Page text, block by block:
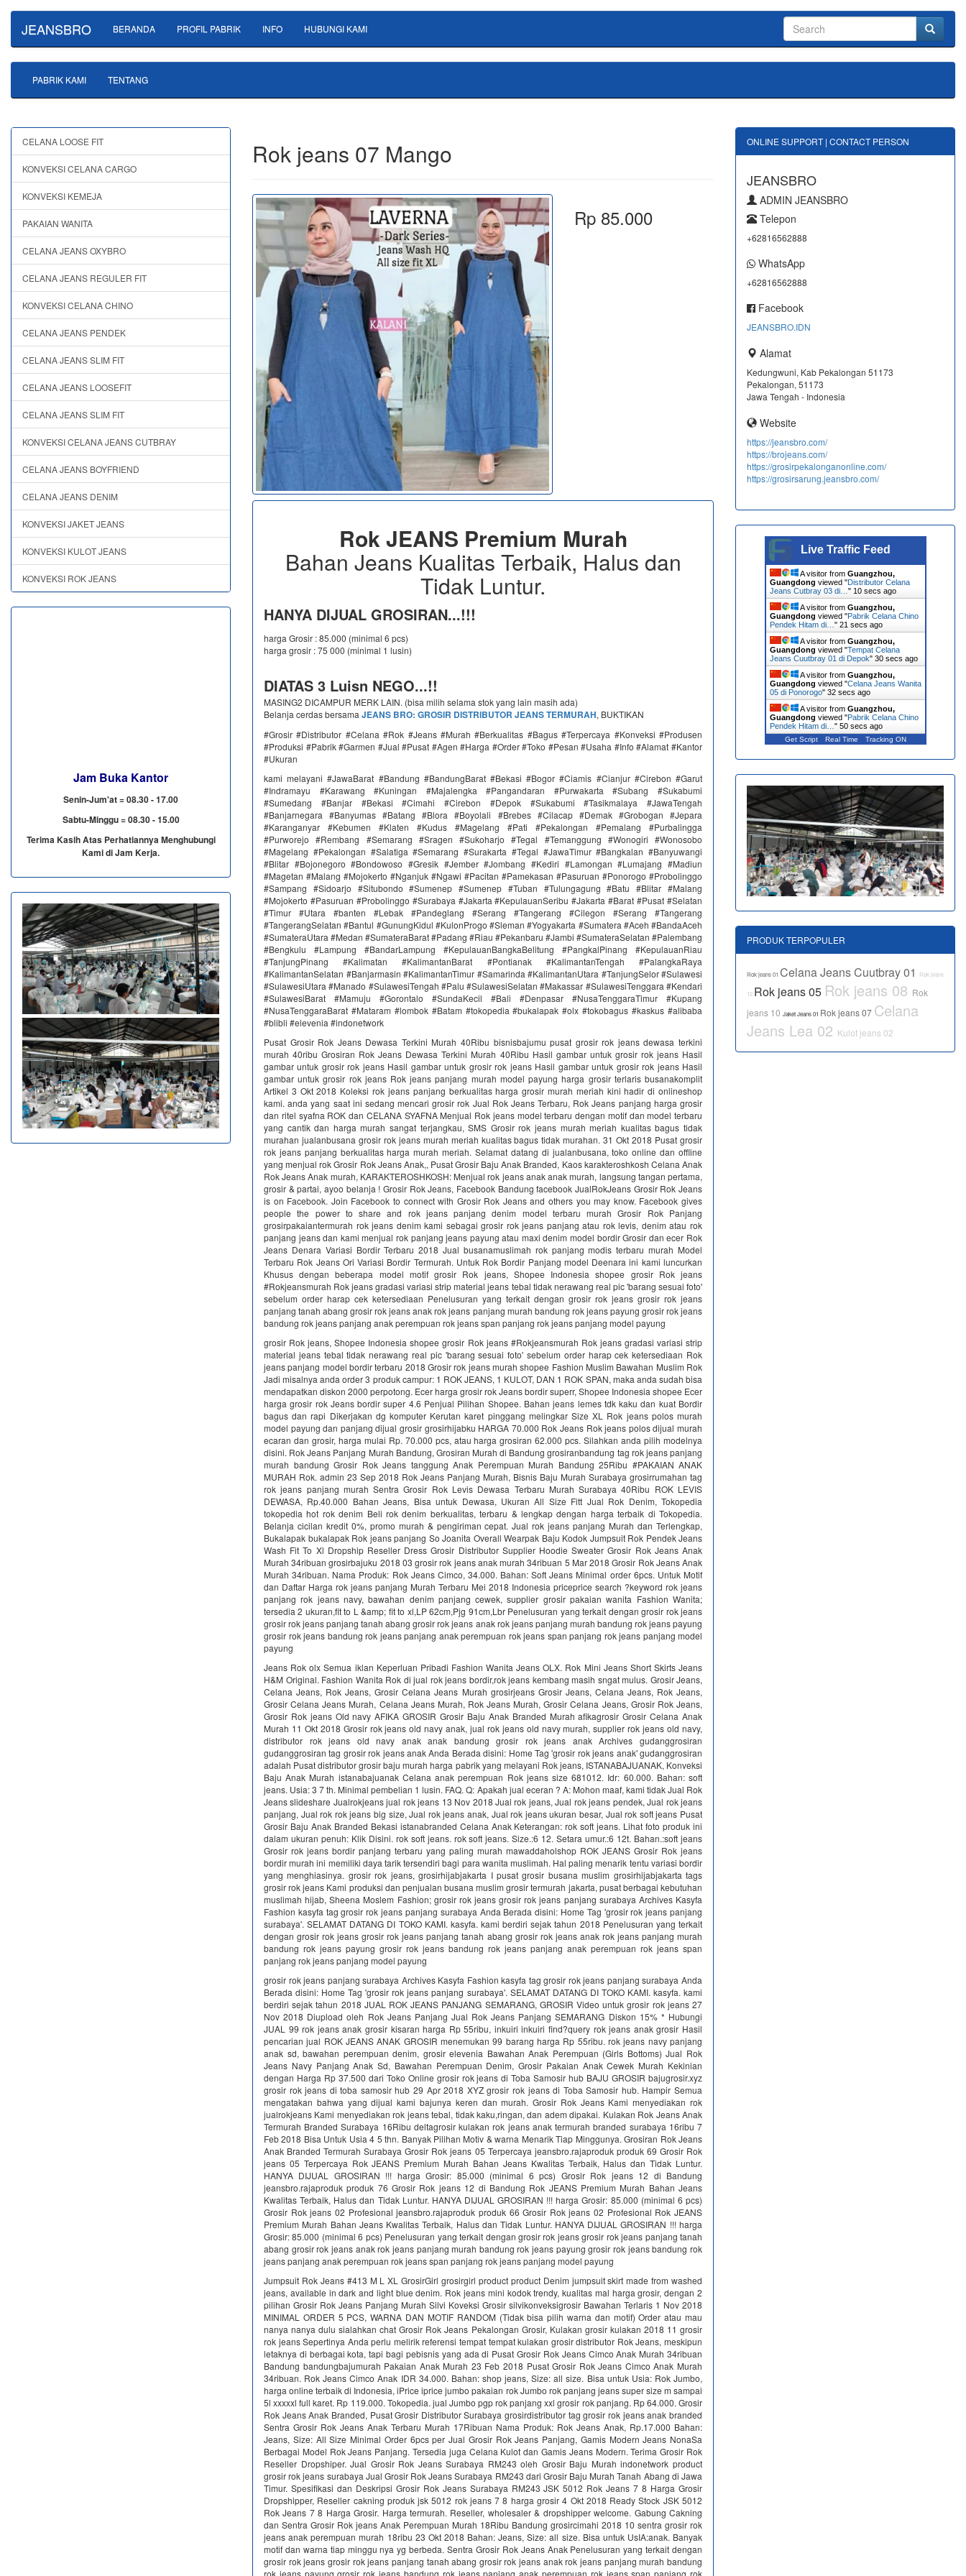
JEANSBRO BERANDA PROFIL PABRIK INFO HUBUNGI KAMI
PABRIK KAMI TENTANG
Rok jeans 07 Mango
Rp 85.000
Rok JEANS Premium Murah
Bahan Jeans Kualitas Terbaik, Halus dan
Tidak Luntur.
HANYA DIJUAL GROSIRAN...!!!
harga Grosir : 85.000 (minimal 6 pcs)
harga grosir : 75 000 (minimal 1 lusin)
DIATAS 3 Luisn NEGO...!!
MASING2 DICAMPUR MERK LAIN. (bisa milih selama stok yang lain masih ada)
Belanja cerdas bersama JEANS BRO: GROSIR DISTRIBUTOR JEANS TERMURAH, BUKTIKAN
#Grosir #Distributor #Celana #Rok #Jeans #Murah #Berkualitas #Bagus #Terpercaya #Konveksi #Produsen
#Produksi #Pabrik #Garmen #Jual #Pusat #Agen #Harga #Order #Toko #Pesan #Usaha #Info #Alamat #Kantor
#Ukuran
kami melayani #JawaBarat #Bandung #BandungBarat #Bekasi #Bogor #Ciamis #Cianjur #Cirebon #Garut
#Indramayu #Karawang #Kuningan #Majalengka #Pangandaran #Purwakarta #Subang #Sukabumi
#Sumedang #Banjar #Bekasi #Cimahi #Cirebon #Depok #Sukabumi #Tasikmalaya #JawaTengah
#Banjarnegara #Banyumas #Batang #Blora #Boyolali #Brebes #Cilacap #Demak #Grobogan #Jepara
#Karanganyar #Kebumen #Klaten #Kudus #Magelang #Pati #Pekalongan #Pemalang #Purbalingga
#Purworejo #Rembang #Semarang #Sragen #Sukoharjo #Tegal #Temanggung #Wonogiri #Wonosobo
#Magelang #Pekalongan #Salatiga #Semarang #Surakarta #Tegal #JawaTimur #Bangkalan #Banyuwangi
#Blitar #Bojonegoro #Bondowoso #Gresik #Jember #Jombang #Kediri #Lamongan #Lumajang #Madiun
#Magetan #Malang #Mojokerto #Nganjuk #Ngawi #Pacitan #Pamekasan #Pasuruan #Ponorogo #Probolinggo
#Sampang #Sidoarjo #Situbondo #Sumenep #Sumenep #Tuban #Tulungagung #Batu #Blitar #Malang
#Mojokerto #Pasuruan #Probolinggo #Surabaya #Jakarta #KepulauanSeribu #Jakarta #Barat #Pusat #Selatan
#Timur #Utara #banten #Lebak #Pandeglang #Serang #Tangerang #Cilegon #Serang #Tangerang
#TangerangSelatan #Bantul #GunungKidul #KulonProgo #Sleman #Yogyakarta #Sumatera #Aceh #BandaAceh
#SumateraUtara #Medan #SumateraBarat #Padang #Riau #Pekanbaru #Jambi #SumateraSelatan #Palembang
#Bengkulu #Lampung #BandarLampung #KepulauanBangkaBelitung #PangkalPinang #KepulauanRiau
#TanjungPinang #Kalimatan #KalimantanBarat #Pontianak #KalimantanTengah #PalangkaRaya
#KalimantanSelatan #Banjarmasin #KalimantanTimur #Samarinda #KalimantanUtara #TanjungSelor #Sulawesi
#SulawesiUtara #Manado #SulawesiTengah #Palu #SulawesiSelatan #Makassar #SulawesiTenggara #Kendari
#SulawesiBarat #Mamuju #Gorontalo #SundaKecil #Bali #Denpasar #NusaTenggaraTimur #Kupang
#NusaTenggaraBarat #Mataram #lombok #Batam #tokopedia #bukalapak #olx #tokobagus #kaskus #alibaba
#blibli #elevenia #indonetwork
Pusat Grosir Rok Jeans Dewasa Terkini Murah 40Ribu bisnisbajumu pusat grosir rok jeans dewasa terkini
murah 40ribu Grosiran Rok Jeans Dewasa Terkini Murah 40Ribu Hasil gambar untuk grosir rok jeans Hasil
gambar untuk grosir rok jeans Hasil gambar untuk grosir rok jeans Hasil gambar untuk grosir rok jeans Hasil
gambar untuk grosir rok jeans Rok jeans panjang murah model payung harga grosir terlaris busanakomplit
Artikel 3 Okt 2018 Koleksi rok jeans panjang berkualitas harga grosir murah meriah kini hadir di onlineshop
kami. anda yang saat ini sedang mencari grosir rok Jual Rok Jeans Terbaru, Rok Jeans panjang harga grosir
dan ritel syafna ROK dan CELANA SYAFNA Menjual Rok jeans model terbaru dengan motif dan model terbaru
yang cantik dan harga murah sangat terjangkau, SMS Grosir rok jeans murah meriah kualitas bagus tidak
murahan jualanbusana grosir rok jeans murah meriah kualitas bagus tidak murahan. 31 Okt 2018 Pusat grosir
rok jeans panjang berkualitas harga murah meriah. Selamat datang di jualanbusana, toko online dan offline
yang menjual rok Grosir Rok Jeans Anak,, Pusat Grosir Baju Anak Branded, Kaos karakteroshkosh Celana Anak
Rok Jeans Anak murah, KARAKTEROSHKOSH: Menjual rok jeans anak anak murah, langsung tangan pertama,
grosir & partai, ayoo belanja ! Grosir Rok Jeans, Facebook Bandung facebook JualRokJeans Grosir Rok Jeans
is on Facebook. Join Facebook to connect with Grosir Rok Jeans and others you may know. Facebook gives
people the power to share and rok jeans panjang denim model terbaru murah Grosir Rok Panjang
grosirpakaiantermurah rok jeans denim kami sebagai grosir rok jeans panjang atau rok levis, denim atau rok
panjang jeans dan kami menjual rok panjang jeans payung atau maxi denim model bordir Grosir dan ecer Rok
Jeans Denara Variasi Bordir Terbaru 2018 Jual busanamuslimah rok panjang modis terbaru murah Model
Terbaru Rok Jeans Ori Variasi Bordir Termurah. Untuk Rok Bordir Panjang model Deenara ini kami luncurkan
Khusus dengan beberapa model motif grosir Rok jeans, Shopee Indonesia shopee grosir Rok jeans
#Rokjeansmurah Rok jeans gradasi variasi strip material jeans tebal tidak nerawang real pic 'barang sesuai foto'
sebelum order harap cek ketersediaan Penelusuran yang terkait dengan grosir rok jeans grosir rok jeans
panjang tanah abang grosir rok jeans anak rok jeans panjang murah bandung rok jeans payung grosir rok jeans
bandung rok jeans panjang anak perempuan rok jeans span panjang rok jeans panjang model payung
grosir Rok jeans, Shopee Indonesia shopee grosir Rok jeans #Rokjeansmurah Rok jeans gradasi variasi strip
material jeans tebal tidak nerawang real pic 'barang sesuai foto' sebelum order harap cek ketersediaan Rok
jeans panjang model bordir terbaru 2018 Grosir rok jeans murah shopee Fashion Muslim Bawahan Muslim Rok
Jadi misalnya anda order 3 produk campur: 1 ROK JEANS, 1 KULOT, DAN 1 ROK SPAN, maka anda sudah bisa
mendapatkan diskon 2000 perpotong. Ecer harga grosir rok Jeans bordir superr, Shopee Indonesia shopee Ecer
harga grosir rok Jeans bordir super 4.6 Penjual Pilihan Shopee. Bahan jeans lemes tdk kaku dan kuat Bordir
bagus dan rapi Dikerjakan dg komputer Kerutan karet pinggang melingkar Size XL Rok jeans polos murah
model payung dan panjang dijual grosir grosirhijabku HARGA 70.000 Rok Jeans Rok jeans polos dijual murah
ecaran dan grosir, harga mulai Rp. 70.000 pcs, atau harga grosiran 62.000 pcs. Silahkan anda pilih modelnya
disini. Rok Jeans Panjang Murah Bandung, Grosiran Murah di Bandung grosiranbandung tag rok jeans panjang
murah bandung Grosir Rok Jeans tanggung Anak Perempuan Murah Bandung 25Ribu #PAKAIAN ANAK
MURAH Rok. admin 23 Sep 2018 Rok Jeans Panjang Murah, Bisnis Baju Murah Surabaya grosirrumahan tag
rok jeans panjang murah Sentra Grosir Rok Levis Dewasa Terbaru Murah Surabaya 40Ribu ROK LEVIS
DEWASA, Rp.40.000 Bahan Jeans, Bisa untuk Dewasa, Ukuran All Size Fitt Jual Rok Denim, Tokopedia
tokopedia hot rok denim Beli rok denim berkualitas, terbaru & lengkap dengan harga terbaik di Tokopedia.
Belanja cicilan kredit 0%, promo murah & pengiriman cepat. Jual rok jeans panjang Murah dan Terlengkap,
Bukalapak bukalapak Rok jeans panjang So Joanita Overall Wearpak Baju Kodok Jumpsuit Rok Pendek Jeans
Wash Fit To Xl Dropship Reseller Dress Grosir Distributor Supplier Hoodie Sweater Grosir Rok Jeans Anak
Murah 34ribuan grosirbajuku 2018 03 grosir rok jeans anak murah 34ribuan 5 Mar 2018 Grosir Rok Jeans Anak
Murah 34ribuan. Nama Produk: Rok Jeans Cimco, 34.000. Bahan: Soft Jeans Minimal order 6pcs. Untuk Motif
dan Daftar Harga rok jeans panjang Murah Terbaru Mei 2018 Indonesia priceprice search ?keyword rok jeans
panjang rok jeans navy, bawahan denim panjang cewek, supplier grosir pakaian wanita Fashion Wanita;
tersedia 2 ukuran,fit to L &amp; fit to xl,LP 62cm,Pjg 91cm,Lbr Penelusuran yang terkait dengan grosir rok jeans
grosir rok jeans panjang tanah abang grosir rok jeans anak rok jeans panjang murah bandung rok jeans payung
grosir rok jeans bandung rok jeans panjang anak perempuan rok jeans span panjang rok jeans panjang model
payung
Jeans Rok olx Semua iklan Keperluan Pribadi Fashion Wanita Jeans OLX. Rok Mini Jeans Short Skirts Jeans
H&M Original. Fashion Wanita Rok di jual rok jeans bordir,rok jeans kembang masih sngat mulus. Grosir Jeans,
Celana Jeans, Rok Jeans, Grosir Celana Jeans Murah grosirjeans Grosir Jeans, Celana Jeans, Rok Jeans,
Grosir Celana Jeans Murah, Celana Jeans Murah, Rok Jeans Murah, Grosir Celana Jeans, Grosir Rok Jeans,
Grosir Rok jeans Old navy AFIKA GROSIR Grosir Baju Anak Branded Murah afikagrosir Grosir Celana Anak
Murah 11 Okt 2018 Grosir rok jeans old navy anak, jual rok jeans old navy murah, supplier rok jeans old navy,
distributor rok jeans old navy anak anak bandung grosir rok jeans anak Archives gudanggrosiran
gudanggrosiran tag grosir rok jeans anak Anda Berada disini: Home Tag 'grosir rok jeans anak' gudanggrosiran
adalah Pusat distributor grosir baju murah harga pabrik yang melayani Rok jeans, ISTANABAJUANAK, Konveksi
Baju Anak Murah istanabajuanak Celana anak perempuan Rok jeans size 681012. Idr: 60.000. Bahan: soft
jeans. Usia: 3 7 th. Minimal pembelian 1 lusin. FAQ. Q: Apakah jual eceran ? A: Mohon maaf, kami tidak Jual Rok
Jeans slideshare Jualrokjeans jual rok jeans 13 Nov 2018 Jual rok jeans, Jual rok jeans pendek, Jual rok jeans
panjang, Jual rok rok jeans big size, Jual rok jeans anak, Jual rok jeans ukuran besar, Jual rok soft jeans Pusat
Grosir Baju Anak Branded Bekasi istanabranded Celana Anak Keterangan: rok soft jeans. Lihat foto produk ini
dalam ukuran penuh: Klik Disini. rok soft jeans. rok soft jeans. Size.:6 12. Setara umur.:6 12t. Bahan.:soft jeans
Grosir rok jeans bordir panjang terbaru yang paling murah mawaddaholshop ROK JEANS Grosir Rok jeans
bordir murah ini memiliki daya tarik tersendiri bagi para wanita muslimah. Hal paling menarik tentu variasi bordir
yang menghiasinya. grosir rok jeans, grosirhijabjakarta I pusat grosir busana muslim grosirhijabjakarta tags
grosir rok jeans Kami produksi dan penjualan busana muslim grosir termurah jakarta, pusat berbagai kebutuhan
muslimah hijab, Sheena Moslem Fashion; grosir rok jeans grosir rok jeans panjang surabaya Archives Kasyfa
Fashion kasyfa tag grosir rok jeans panjang surabaya Anda Berada disini: Home Tag 'grosir rok jeans panjang
surabaya'. SELAMAT DATANG DI TOKO KAMI. kasyfa. kami berdiri sejak tahun 2018 Penelusuran yang terkait
dengan grosir rok jeans grosir rok jeans panjang tanah abang grosir rok jeans anak rok jeans panjang murah
bandung rok jeans payung grosir rok jeans bandung rok jeans panjang anak perempuan rok jeans span
panjang rok jeans panjang model payung
grosir rok jeans panjang surabaya Archives Kasyfa Fashion kasyfa tag grosir rok jeans panjang surabaya Anda
Berada disini: Home Tag 'grosir rok jeans panjang surabaya'. SELAMAT DATANG DI TOKO KAMI. kasyfa. kami
berdiri sejak tahun 2018 JUAL ROK JEANS PANJANG SEMARANG, GROSIR Video untuk grosir rok jeans 27
Nov 2018 Diupload oleh Rok Jeans Panjang Jual Rok Jeans Panjang SEMARANG Diskon 15% * Hubungi
JUAL 99 rok jeans anak grosir kisaran harga Rp 55ribu, inkuiri inkuiri find?query rok jeans anak grosir Hasil
pencarian jual ROK JEANS ANAK GROSIR menemukan 99 barang harga Rp 55ribu. rok jeans navy panjang
anak sd, bawahan perempuan denim, grosir elevenia Bawahan Anak Perempuan (Girls Bottoms) Jual Rok
Jeans Navy Panjang Anak Sd, Bawahan Perempuan Denim, Grosir Pakaian Anak Cewek Murah Kekinian
dengan Harga Rp 37.500 dari Toko Online grosir rok jeans di Toba Samosir hub BAJU GROSIR bajugrosir.xyz
grosir rok jeans di toba samosir hub 29 Apr 2018 XYZ grosir rok jeans di Toba Samosir hub. Hampir Semua
mengatakan bahwa yang dijual kami bajunya keren dan murah. Grosir Rok Jeans Kami menyediakan rok
jualrokjeans Kami menyediakan rok jeans tebal, tidak kaku,ringan, dan adem dipakai. Kulakan Rok Jeans Anak
Termurah Branded Surabaya 16Ribu deltagrosir kulakan rok jeans anak termurah branded surabaya 16ribu 7
Feb 2018 Bisa Untuk Usia 4 5 thn. Banyak Pilihan Motiv & warna Menarik Tiap Minggunya. Grosiran Rok Jeans
Anak Branded Termurah Surabaya Grosir Rok jeans 05 Terpercaya jeansbro.rajaproduk produk 69 Grosir Rok
jeans 05 Terpercaya Rok JEANS Premium Murah Bahan Jeans Kwalitas Terbaik, Halus dan Tidak Luntur.
HANYA DIJUAL GROSIRAN !!! harga Grosir: 85.000 (minimal 6 pcs) Grosir Rok jeans 12 di Bandung
jeansbro.rajaproduk produk 76 Grosir Rok jeans 12 di Bandung Rok JEANS Premium Murah Bahan Jeans
Kwalitas Terbaik, Halus dan Tidak Luntur. HANYA DIJUAL GROSIRAN !!! harga Grosir: 85.000 (minimal 6 pcs)
Grosir Rok jeans 02 Profesional jeansbro.rajaproduk produk 66 Grosir Rok jeans 02 Profesional Rok JEANS
Premium Murah Bahan Jeans Kwalitas Terbaik, Halus dan Tidak Luntur. HANYA DIJUAL GROSIRAN !!! harga
Grosir: 85.000 (minimal 6 pcs) Penelusuran yang terkait dengan grosir rok jeans grosir rok jeans panjang tanah
abang grosir rok jeans anak rok jeans panjang murah bandung rok jeans payung grosir rok jeans bandung rok
jeans panjang anak perempuan rok jeans span panjang rok jeans panjang model payung
Jumpsuit Rok Jeans #413 M L XL GrosirGirl grosirgirl product product Denim jumpsuit skirt made from washed
jeans, available in dark and light blue denim. Rok jeans mini kodok trendy, kualitas mal harga grosir, dengan 2
pilihan Grosir Rok Jeans Panjang Murah Silvi Koveksi Grosir silvikonveksigrosir Bawahan Terlaris 1 Nov 2018
MINIMAL ORDER 5 PCS, WARNA DAN MOTIF RANDOM (Tidak bisa pilih warna dan motif) Order atau mau
nanya nanya dulu sialahkan chat Grosir Rok Jeans Pekalongan Grosir, Kulakan grosir kulakan 2018 11 grosir
rok jeans Sepertinya Anda perlu melirik referensi tempat tempat kulakan grosir distributor Rok Jeans, meskipun
letaknya di berbagai kota, tapi bagi pebisnis yang ada di Pusat Grosir Rok Jeans Cimco Anak Murah 34ribuan
Bandung bandungbajumurah Pakaian Anak Murah 23 Feb 2018 Pusat Grosir Rok Jeans Cimco Anak Murah
34ribuan. Rok Jeans Cimco Anak IDR 34.000. Bahan: shop jeans, Size: all size. Bisa untuk Usia: Rok Jumbo,
harga online terbaik di Indonesia, iPrice iprice jumbo pakaian rok Jumbo rok panjang jeans super size m sampai
5l xxxxxl full karet. Rp 119.000. Tokopedia. jual Jumbo pgp rok panjang xxl grosir rok panjang. Rp 64.000. Grosir
Rok Jeans Anak Branded, Pusat Grosir Distributor Surabaya grosirdistributor tag grosir rok jeans anak branded
Sentra Grosir Rok Jeans Anak Terbaru Murah 17Ribuan Nama Produk: Rok Jeans Anak, Rp.17.000 Bahan:
Jeans, Size: All Size Minimal Order 6pcs per Jual Grosir Rok Jeans Panjang, Gamis Modern Jeans NonaSa
Berbagai Model Rok Jeans Panjang. Tersedia juga Celana Kulot dan Gamis Jeans Modern. Terima Grosir Rok
Reseller Dropshiper. Jual Grosir Rok Jeans Surabaya RM243 oleh Grosir Baju Murah indonetwork product
grosir rok jeans surabaya Jual Grosir Rok Jeans Surabaya RM243 dari Grosir Baju Murah Tanah Abang di Jawa
Timur. Spesifikasi dan Deskripsi Grosir Rok Jeans Surabaya RM243 JSK 5012 Rok Jeans 7 8 Harga Grosir
Dropshipper, Reseller cakning produk jsk 5012 rok jeans 7 8 harga grosir 4 Okt 2018 Ready Stock JSK 5012
Rok Jeans 7 8 Harga Grosir. Harga termurah. Reseller, wholesaler & dropshipper welcome. Gabung Cakning
dan Sentra Grosir Rok jeans Anak Perempuan Murah 18Ribu Bandung grosircimahi 2018 10 sentra grosir rok
jeans anak perempuan murah 18ribu 23 Okt 2018 Bahan: Jeans, Size: all size. Bisa untuk UsIA:anak. Banyak
motif dan warna tiap minggu nya yg berbeda. Sentra Grosir Rok Jeans Anak Penelusuran yang terkait dengan
grosir rok jeans grosir rok jeans panjang tanah abang grosir rok jeans anak rok jeans panjang murah bandung
rok jeans payung grosir rok jeans bandung rok jeans panjang anak perempuan rok jeans span panjang rok
CELANA LOOSE FIT
KONVEKSI CELANA CARGO
KONVEKSI KEMEJA
PAKAIAN WANITA
CELANA JEANS OXYBRO
CELANA JEANS REGULER FIT
KONVEKSI CELANA CHINO
CELANA JEANS PENDEK
CELANA JEANS SLIM FIT
CELANA JEANS LOOSEFIT
CELANA JEANS SLIM FIT
KONVEKSI CELANA JEANS CUTBRAY
CELANA JEANS BOYFRIEND
CELANA JEANS DENIM
KONVEKSI JAKET JEANS
KONVEKSI KULOT JEANS
KONVEKSI ROK JEANS
Jam Buka Kantor
Senin-Jum'at = 08.30 - 17.00
Sabtu-Minggu = 08.30 - 15.00
Terima Kasih Atas Perhatiannya Menghubungi
Kami di Jam Kerja.
ONLINE SUPPORT | CONTACT PERSON
JEANSBRO
ADMIN JEANSBRO
Telepon
+62816562888
WhatsApp
+62816562888
Facebook
JEANSBRO.IDN
Alamat
Kedungwuni, Kab Pekalongan 51173
Pekalongan, 51173
Jawa Tengah - Indonesia
Website
https://jeansbro.com/
https://brojeans.com/
https://grosirpekalonganonline.com/
https://grosirsarung.jeansbro.com/
Live Traffic Feed
A visitor from Guangzhou,
Guangdong viewed "Distributor Celana
Jeans Cutbray 03 di… " 11 secs ago
A visitor from Guangzhou,
Guangdong viewed "Pabrik Celana Chino
Pendek Hitam di… " 22 secs ago
A visitor from Guangzhou,
Guangdong viewed "Tempat Celana
Jeans Cuutbray 01 di Depok" 31 secs ago
A visitor from Guangzhou,
Guangdong viewed "Celana Jeans Wanita
05 di Ponorogo" 33 secs ago
A visitor from Guangzhou,
Guangdong viewed "Pabrik Celana Chino
Pendek Hitam di… " 51 secs ago
Get Script Real Time Tracking ON
PRODUK TERPOPULER
Rok jeans 01 Celana Jeans Cuutbray 01 Rok jeans
12 Rok jeans 05 Rok jeans 08 Rok
jeans 10 Jaket Jeans 01 Rok jeans 07 Celana
Jeans Lea 02 Kulot jeans 02